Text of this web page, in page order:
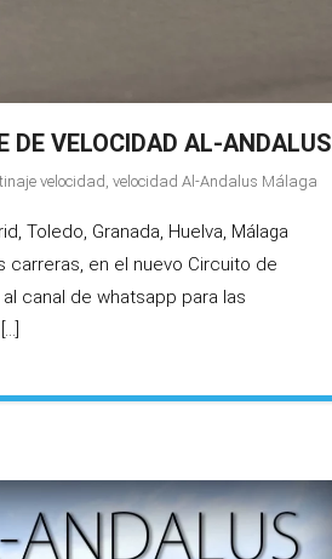
DE VELOCIDAD AL-ANDALUS
velocidad , velocidad Al-Andalus Málaga
Toledo, Granada, Huelva, Málaga
carreras, en el nuevo Circuito de
canal de whatsapp para las